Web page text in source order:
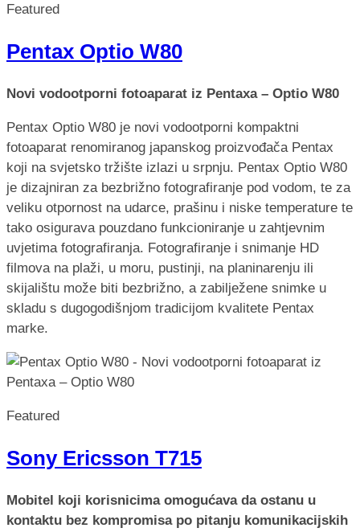
Featured
Pentax Optio W80
Novi vodootporni fotoaparat iz Pentaxa – Optio W80
Pentax Optio W80 je novi vodootporni kompaktni
fotoaparat renomiranog japanskog proizvođača Pentax
koji na svjetsko tržište izlazi u srpnju. Pentax Optio W80
je dizajniran za bezbrižno fotografiranje pod vodom, te za
veliku otpornost na udarce, prašinu i niske temperature te
tako osigurava pouzdano funkcioniranje u zahtjevnim
uvjetima fotografiranja. Fotografiranje i snimanje HD
filmova na plaži, u moru, pustinji, na planinarenju ili
skijalištu može biti bezbrižno, a zabilježene snimke u
skladu s dugogodišnjom tradicijom kvalitete Pentax
marke.
Featured
Sony Ericsson T715
Mobitel koji korisnicima omogućava da ostanu u
kontaktu bez kompromisa po pitanju komunikacijskih